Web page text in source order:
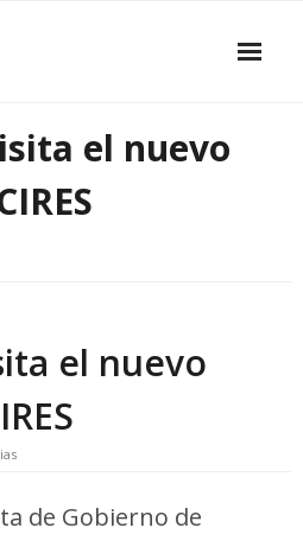
el nuevo
el nuevo
de Gobierno de